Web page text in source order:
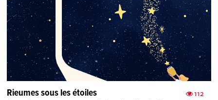
112
Rieumes sous les étoiles